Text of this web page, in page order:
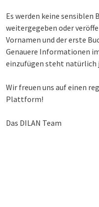
Es werden keine
weitergegeben oder
Vornamen und der erste
Genauere Informationen
einzufügen steht natürlich
Wir freuen uns auf einen
Plattform!
Das DILAN Team